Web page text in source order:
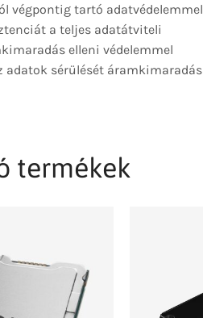
végpontig tartó adatvédelemmel
a teljes adatátviteli
elleni védelemmel
adatok sérülését áramkimaradás
termékek